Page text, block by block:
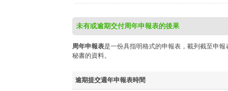
未有或逾期交付周年申報表的後果
周年申報表是一份具指明格式的申報表，載列截至申
秘書的資料。
逾期提交週年申報表時間